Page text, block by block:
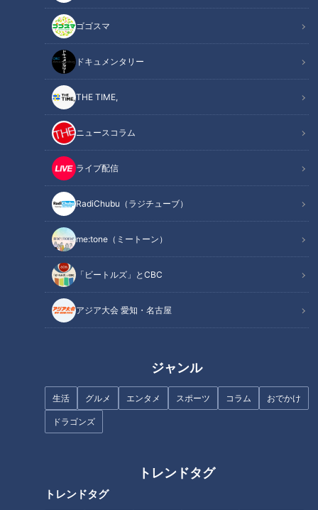
ゴゴスマ
ドキュメンタリー
THE TIME,
ニュースコラム
ライブ配信
RadiChubu（ラジチューブ）
me:tone（ミートーン）
「ビートルズ」とCBC
アジア大会 愛知・名古屋
ジャンル
生活 グルメ エンタメ スポーツ コラム おでかけ
ドラゴンズ
トレンドタグ
トレンドタグ
記事に戻る
この記事を見たあなたへのおすすめ
勝村政信【スジナシ】「最低や
この男！」鶴瓶が笑顔で発狂!?
究極の無茶ぶり合戦
李麗仙【スジナシ】鶴瓶「俺知
らんかった！」ラストシーンで
からの掴み合い！鶴瓶「俺も
川野太郎【スジナシ】「なんで
こんなスタートやねん！」鶴